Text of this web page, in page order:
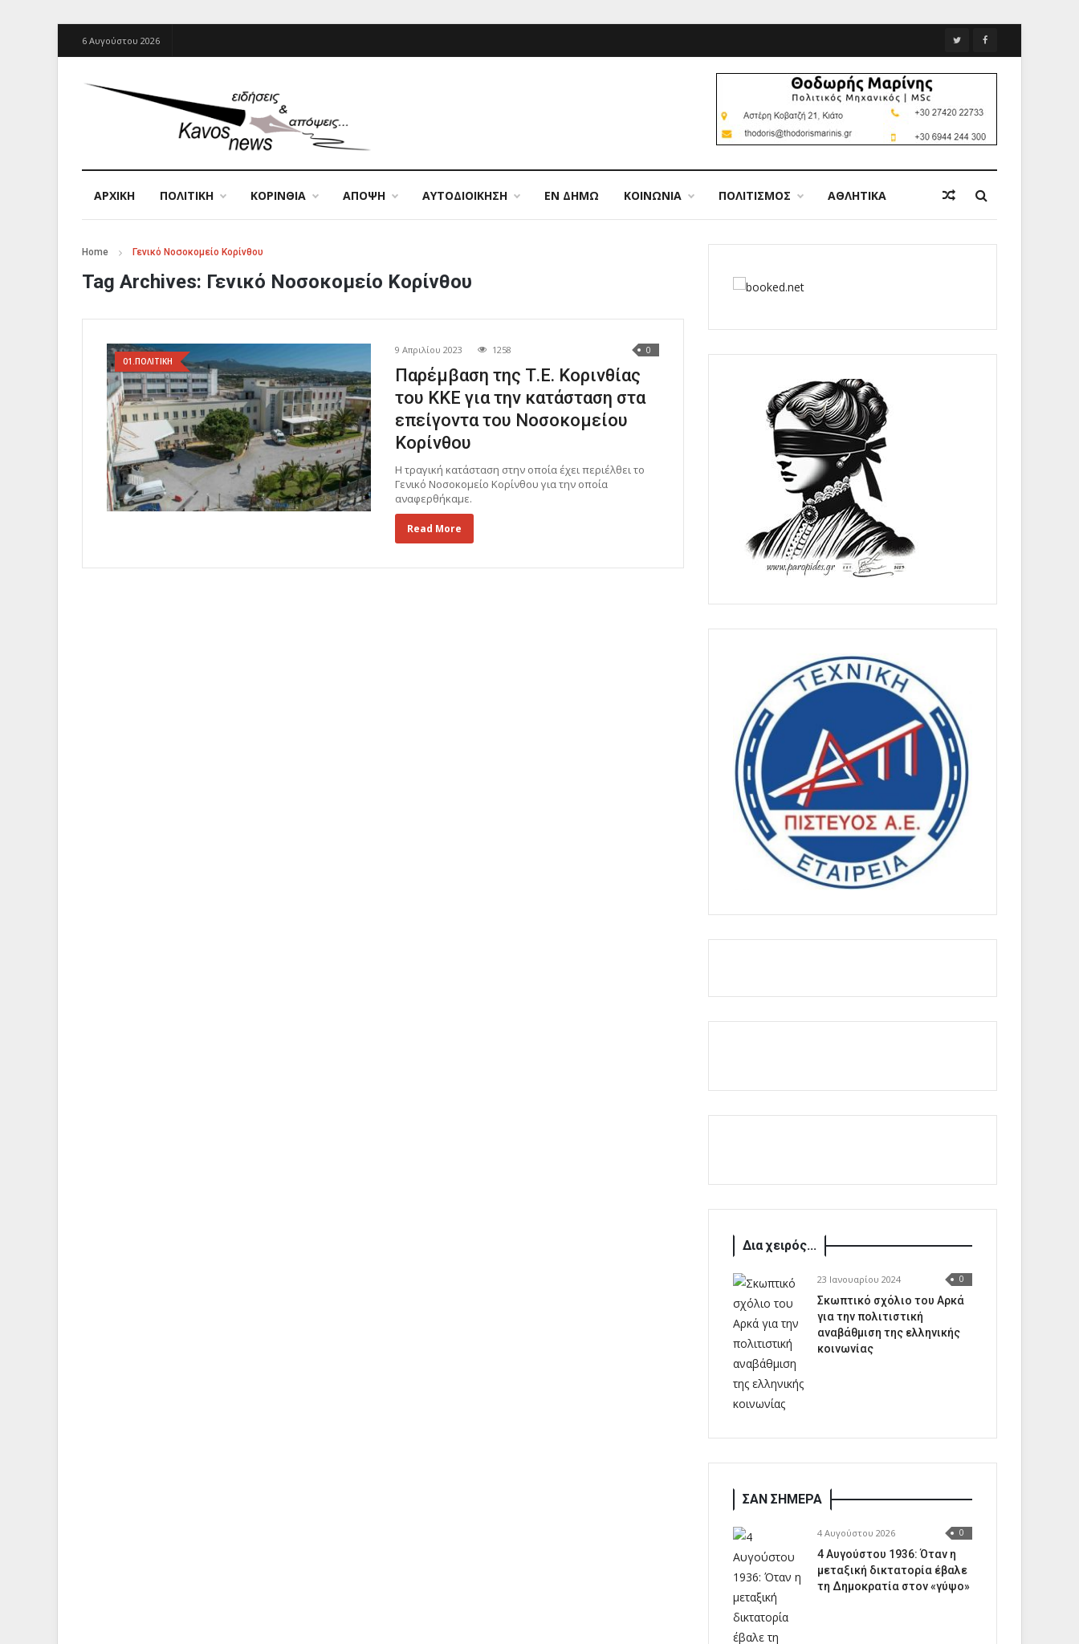
6 Αυγούστου 2026
ΑΡΧΙΚΉ ΠΟΛΙΤΙΚΗ ΚΟΡΙΝΘΙΑ ΑΠΟΨΗ ΑΥΤΟΔΙΟΙΚΗΣΗ ΕΝ ΔΗΜΩ ΚΟΙΝΩΝΙΑ ΠΟΛΙΤΙΣΜΟΣ ΑΘΛΗΤΙΚΑ
Home Γενικό Νοσοκομείο Κορίνθου
Tag Archives: Γενικό Νοσοκομείο Κορίνθου
01.ΠΟΛΙΤΙΚΗ
9 Απριλίου 2023 1258 0
Παρέμβαση της Τ.Ε. Κορινθίας
του ΚΚΕ για την κατάσταση στα
επείγοντα του Νοσοκομείου
Κορίνθου
Η τραγική κατάσταση στην οποία έχει περιέλθει το
Γενικό Νοσοκομείο Κορίνθου για την οποία
αναφερθήκαμε.
Read More
Δια χειρός...
23 Ιανουαρίου 2024 0
Σκωπτικό σχόλιο του Αρκά
για την πολιτιστική
αναβάθμιση της ελληνικής
κοινωνίας
ΣΑΝ ΣΗΜΕΡΑ
4 Αυγούστου 2026 0
4 Αυγούστου 1936: Όταν η
μεταξική δικτατορία έβαλε
τη Δημοκρατία στον «γύψο»